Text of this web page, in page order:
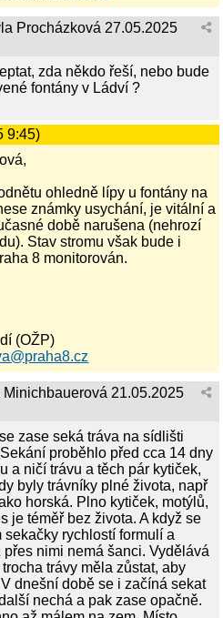
Procházková 27.05.2025
zda někdo řeší, nebo bude
fontány v Ládví ?
9:45)
ohledně lípy u fontány na
známky usychání, je vitální a
době narušena (nehrozí
Stav stromu však bude i
8 monitorován.
(OŽP)
Minichbauerová 21.05.2025
zase seká tráva na sídlišti
proběhlo před cca 14 dny
a ničí trávu a těch pár kytiček,
byly trávníky plné života, např
horská. Plno kytiček, motýlů,
je téměř bez života. A když se
rychlostí formulí a
nimi nemá šanci. Vydělává
trávy měla zůstat, aby
dnešní době se i začíná sekat
nechá a pak zase opačně.